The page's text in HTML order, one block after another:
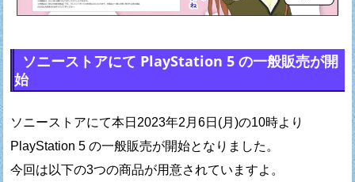
ソニーストアにて PlayStation 5 の一般販売が開
始
ソニーストアにて本日2023年2月6日(月)の10時より
PlayStation 5 の一般販売が開始となりました。
今回は以下の3つの商品が用意されていますよ。